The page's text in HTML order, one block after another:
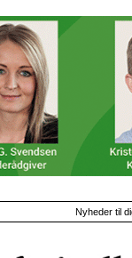
Nyheder til